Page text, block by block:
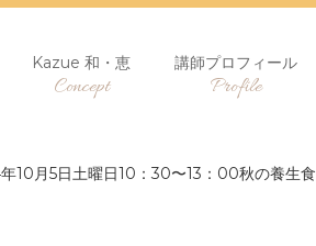
Kazue 和・恵
Concept
講師プロフィール
Profile
10月5日土曜日10：30〜13：00秋の養生